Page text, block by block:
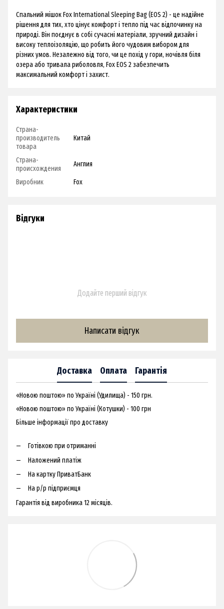
Спальний мішок Fox International Sleeping Bag (EOS 2) - це надійне
рішення для тих, хто цінує комфорт і тепло під час відпочинку на
природі. Він поєднує в собі сучасні матеріали, зручний дизайн і
високу теплоізоляцію, що робить його чудовим вибором для
різних умов. Незалежно від того, чи це похід у гори, ночівля біля
озера або тривала риболовля, Fox EOS 2 забезпечить
максимальний комфорт і захист.
Характеристики
Страна-
производитель
товара
Китай
Страна-
происхождения
Англия
Виробник Fox
Відгуки
Додайте перший відгук
Написати відгук
Доставка Оплата Гарантія
«Новою поштою» по Україні (Удилища) - 150 грн.
«Новою поштою» по Україні (Котушки) - 100 грн
Більше інформації про доставку
Готівкою при отриманні
Наложений платіж
На картку ПриватБанк
На р/р підприємця
Гарантія від виробника 12 місяців.